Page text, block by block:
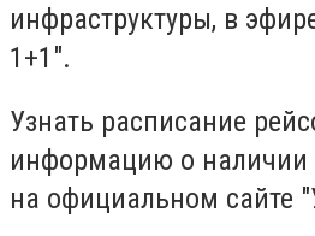
инфраструктуры, в
1+1".
Узнать расписание
информацию о наличии
на официальном сайте